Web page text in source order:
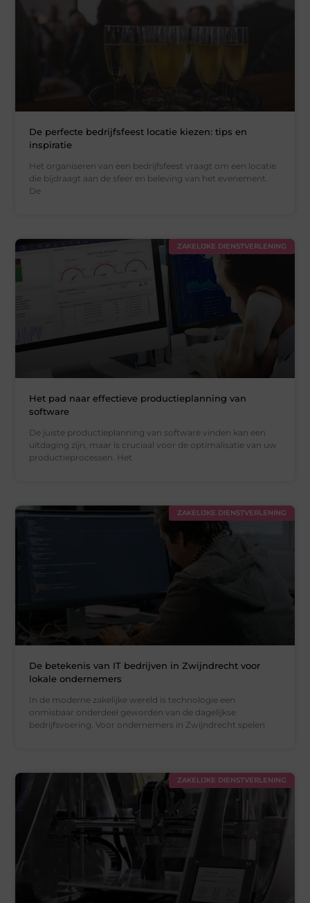
De perfecte bedrijfsfeest locatie kiezen: tips en
inspiratie
Het organiseren van een bedrijfsfeest vraagt om een locatie
die bijdraagt aan de sfeer en beleving van het evenement.
De
ZAKELIJKE DIENSTVERLENING
Het pad naar effectieve productieplanning van
software
De juiste productieplanning van software vinden kan een
uitdaging zijn, maar is cruciaal voor de optimalisatie van uw
productieprocessen. Het
ZAKELIJKE DIENSTVERLENING
De betekenis van IT bedrijven in Zwijndrecht voor
lokale ondernemers
In de moderne zakelijke wereld is technologie een
onmisbaar onderdeel geworden van de dagelijkse
bedrijfsvoering. Voor ondernemers in Zwijndrecht spelen
ZAKELIJKE DIENSTVERLENING